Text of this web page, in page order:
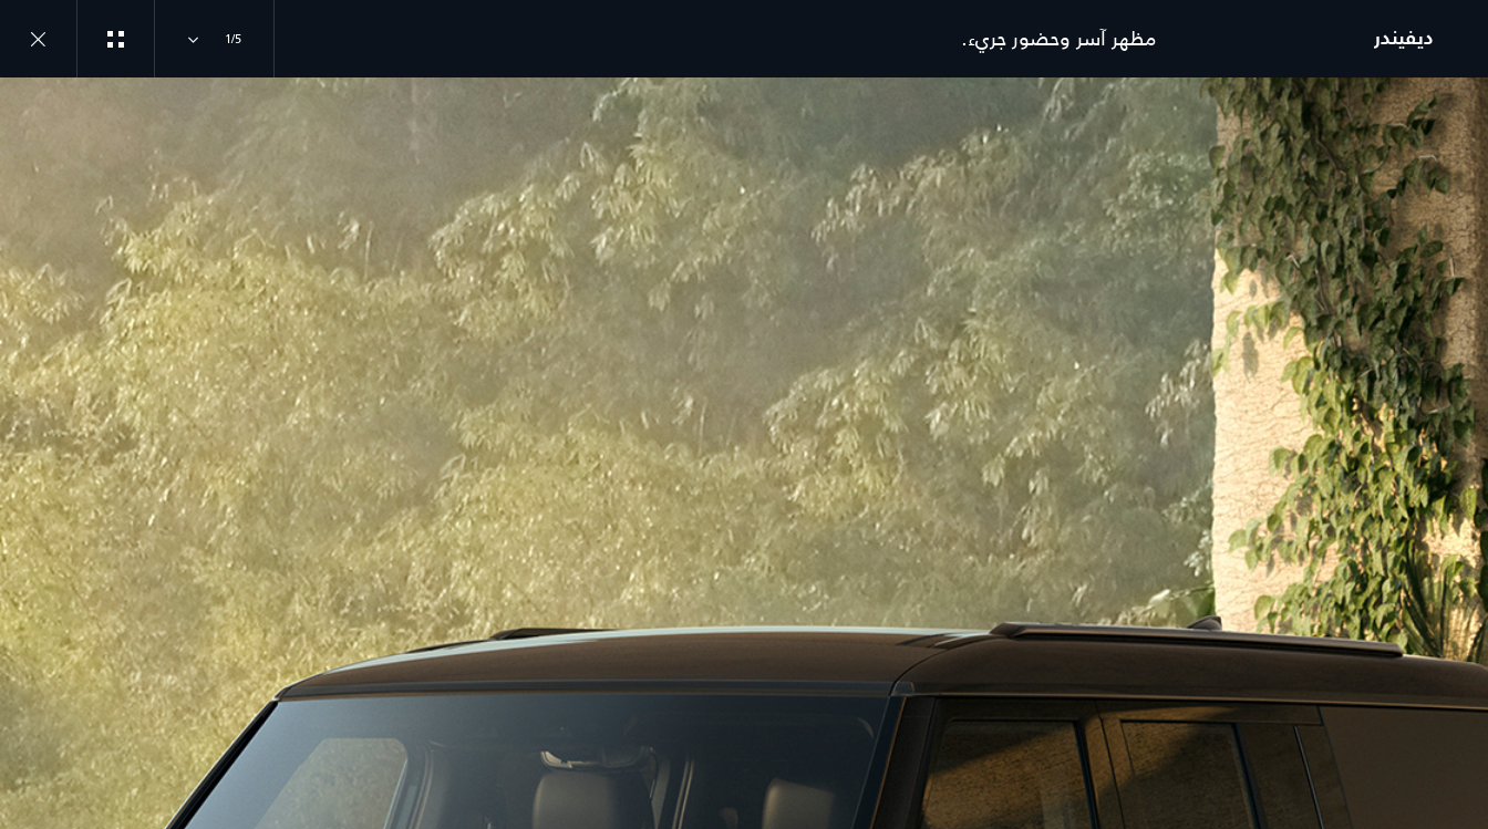
ديفيندر طراز سنة 26 اكتشف ديفيندر 130
ديفيندر مظهر آسر وحضور جريء. 1/5
السيارات
رينج روڤر
رينج روڤر سبورت
رينج روڤر ڤيلار
رينج روڤر إيڤوك
ديسكڤري
ديسكڤري سبورت
ديفيندر 130
ديفيندر 110
ديفيندر 90
عمليات السيارات الخاصة
سياراتنا
سيارة دفع رباعي بسبعة
العروض والتمويل
رينج روڤر عروض السيارات الجديدة
رينج روڤر عروض السيارات المستعملة
رينج روڤر عروض المالكين
رينج روڤر شكيلة منتجات
ديفيندر عروض السيارات الجديدة
ديفيندر عروض السيارات المستعملة
ديفيندر عروض المالكين
ديفيندر شكيلة منتجات
ديسكڤري عروض السيارات الجديدة
ديسكڤري عروض السيارات المستعملة
ديسكڤري عروض المالكين
ديسكڤري شكيلة منتجات
رينج روڤر الخدمات المالية
ديفيندر الخدمات المالية
ديسكڤري الخدمات المالية
المالكون
نظرة عامة
رعاية العملاء
تطبيق LAND ROVER CARE
الصيانة الدورية والإصلاح
والضمان
احجز موعد صيانة
خدمات الصيانة الدورية
صيانة متميزة
الضمان والضمان الممتد
خدمات التنقل
اكتشف لاند روڨر
لمحة عامة
أرضي
تطبيق أرضي للهاتف
الجوال
أخبار
تشكيلة منتجات لاند روڤر
التجارب
نظرة عامة
تجارب القيادة
مغامرات السفر
ابحث عن مركز تجربة
انضم إلى الحوار
إنستغرام
يوتيوب
فيسبوك
تويتر